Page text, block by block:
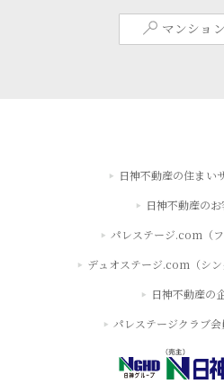
マンショ
日神不動産の住まい
日神不動産の
パレステージ.com（フ
デュオステージ.com（シ
日神不動産の
パレステージクラブ